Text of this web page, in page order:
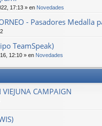
17:13 » en Novedades
- Pasadores Medalla
TeamSpeak)
12:10 » en Novedades
CAMPAIGN